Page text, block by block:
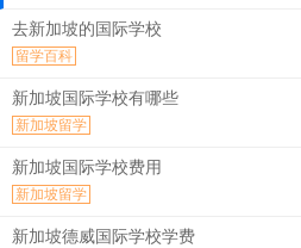
去新加坡的国际学校
留学百科
新加坡国际学校有哪些
新加坡留学
新加坡国际学校费用
新加坡留学
新加坡德威国际学校学费